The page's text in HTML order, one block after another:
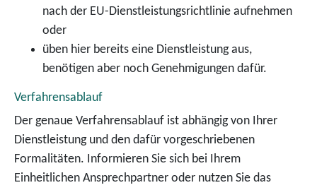
nach der EU-Dienstleistungsrichtlinie aufnehmen
oder
üben hier bereits eine Dienstleistung aus,
benötigen aber noch Genehmigungen dafür.
Verfahrensablauf
Der genaue Verfahrensablauf ist abhängig von Ihrer
Dienstleistung und den dafür vorgeschriebenen
Formalitäten. Informieren Sie sich bei Ihrem
Einheitlichen Ansprechpartner oder nutzen Sie das